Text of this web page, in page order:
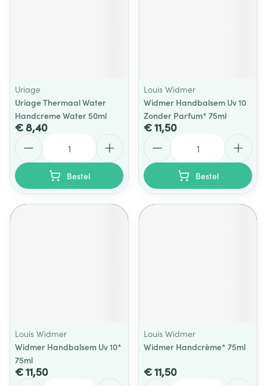
Uriage
Uriage Thermaal Water
Handcreme Water 50ml
€ 8,40
Bestel
Louis Widmer
Widmer Handbalsem Uv 10
Zonder Parfum* 75ml
€ 11,50
Bestel
Louis Widmer
Widmer Handbalsem Uv 10*
75ml
€ 11,50
Louis Widmer
Widmer Handcrème* 75ml
€ 11,50